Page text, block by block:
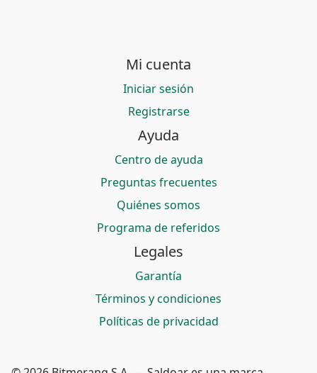
Mi cuenta
Iniciar sesión
Registrarse
Ayuda
Centro de ayuda
Preguntas frecuentes
Quiénes somos
Programa de referidos
Legales
Garantía
Términos y condiciones
Políticas de privacidad